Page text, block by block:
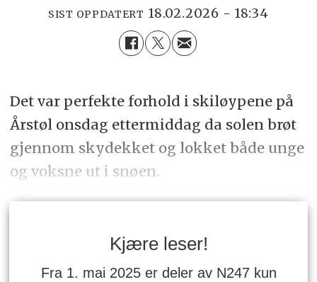
SIST OPPDATERT 18.02.2026 - 18:34
Det var perfekte forhold i skiløypene på
Årstøl onsdag ettermiddag da solen brøt
gjennom skydekket og lokket både unge
og voksne ut i snøen.
Kjære leser!
Fra 1. mai 2025 er deler av N247 kun